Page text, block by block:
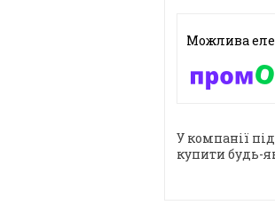
У компанії
купити будь-